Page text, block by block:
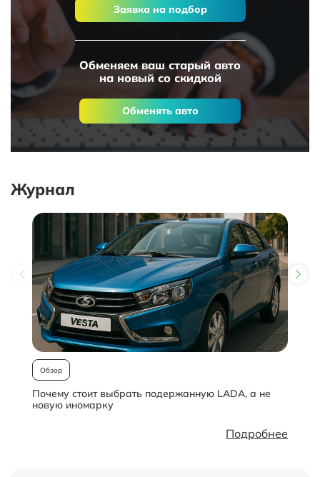
Заявка на подбор
Обменяем ваш старый авто
на новый со скидкой
Обменять авто
Журнал
Обзор
Почему стоит выбрать подержанную LADA, а не
новую иномарку
Подробнее